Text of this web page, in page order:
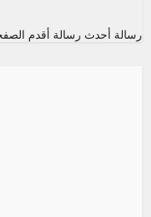
رسالة أحدث رسالة أقدم